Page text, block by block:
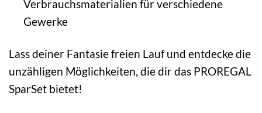
Verbrauchsmaterialien für verschiedene
Gewerke
Lass deiner Fantasie freien Lauf und entdecke die
unzähligen Möglichkeiten, die dir das PROREGAL
SparSet bietet!